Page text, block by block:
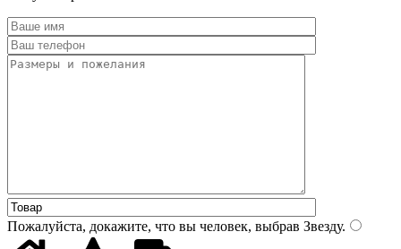
Пожалуйста, докажите, что вы человек, выбрав Звезду.